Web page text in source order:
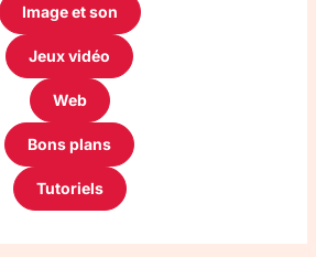
Image et son
Jeux vidéo
Web
Bons plans
Tutoriels